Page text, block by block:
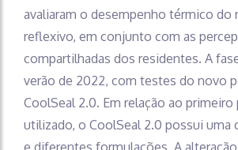
avaliaram o desempenho térmico do
reflexivo, em conjunto com as
compartilhadas dos residentes. A
verão de 2022, com testes do novo
CoolSeal 2.0. Em relação ao
utilizado, o CoolSeal 2.0 possui uma
e diferentes formulações. A